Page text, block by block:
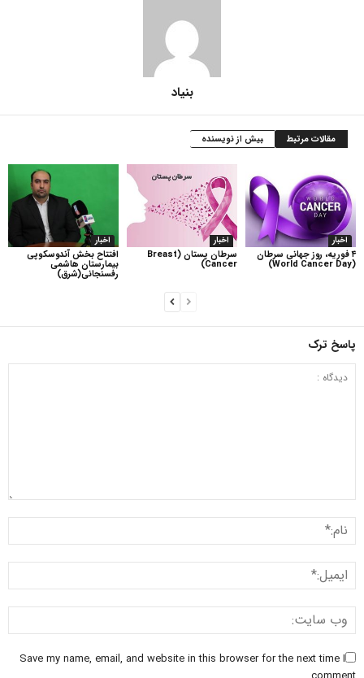
بنیاد
مقالات مرتبط بیش از نویسنده
اخبار
افتتاح بخش آندوسکوپی
بیمارستان هاشمی
رفسنجانی(شرق)
اخبار
سرطان پستان (Breast
Cancer)
اخبار
۴ فوریه، روز جهانی سرطان
(World Cancer Day)
پاسخ ترک
Save my name, email, and website in this browser for the next time I